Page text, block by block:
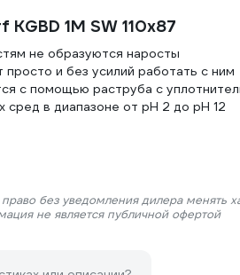
1М SW 110x87
не образуются наросты
и без усилий работать с ним
с помощью раструба с
сред в диапазоне от pH 2 до pH 12
без уведомления дилера менять
не является публичной офертой